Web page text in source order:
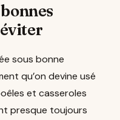
sous bonne
qu’on devine usé
et casseroles
presque toujours